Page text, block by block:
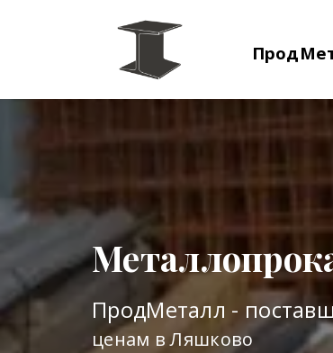
ПродМеталл -
ценам в Ляшково